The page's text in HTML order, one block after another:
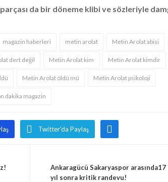
da bir döneme klibi ve sözleriyle
magazin haberleri metin arolat Metin Arolat abisi
dert değil Metin Arolat kim Metin Arolat kimdir
Metin Arolat öldü mü Metin Arolat psikoloji
dakika magazin
Twitter'da Paylaş
Ankaragücü Sakaryaspor arasında17
yıl sonra kritik randevu!